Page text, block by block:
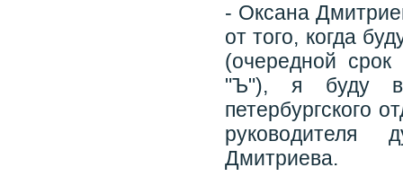
- Оксана
от того, когда
(очередной срок
"Ъ"), я буду в
петербургского
руководителя
Дмитриева.